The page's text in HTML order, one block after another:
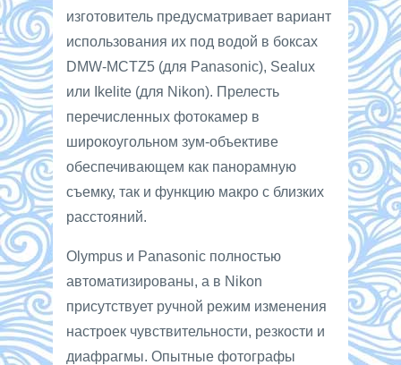
изготовитель предусматривает вариант
использования их под водой в боксах
DMW-MCTZ5 (для Panasonic), Sealux
или Ikelite (для Nikon). Прелесть
перечисленных фотокамер в
широкоугольном зум-объективе
обеспечивающем как панорамную
съемку, так и функцию макро с близких
расстояний.
Olympus и Panasonic полностью
автоматизированы, а в Nikon
присутствует ручной режим изменения
настроек чувствительности, резкости и
диафрагмы. Опытные фотографы